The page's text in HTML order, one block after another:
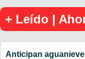
+ Leído |
Anticipan